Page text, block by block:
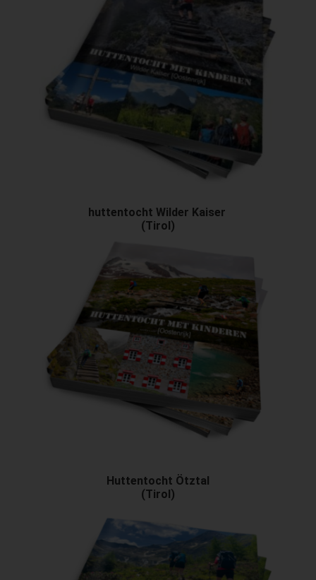
huttentocht Wilder Kaiser
(Tirol)
Huttentocht Ötztal
(Tirol)